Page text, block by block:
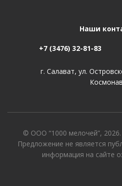
Наши
+7 (3476) 32-81-83
г. Салават, ул.
© ООО “1000 мелочей”,
Предложение не является
информация на сайте